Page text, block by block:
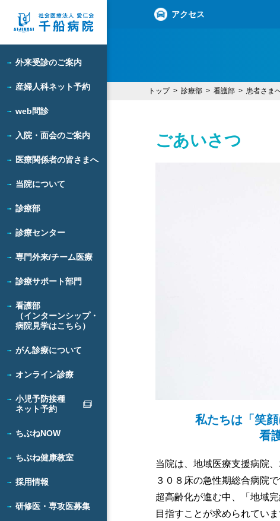
外来受診のご案内
産婦人科ネット予約
web問診
入院・面会のご案内
医療関係者の皆さまへ
当院について
診療部
診療センター
専門外来/チーム医療
診療サポート部門
看護部
（インターンシップ・
病院見学はこちら）
がん診療について
オンライン診療
小児予防接種
ネット予約
ちぶねNOW
ちぶね健康教室
採用情報
研修医・専攻医募集
アクセス
トップ 診療部 看護部 患者さま
ごあいさつ
私たちは「笑
看
当院は、地域医療支援病院
３０８床の急性期総合病院で
超高齢化が進む中、「地域
目指すことが求められてい